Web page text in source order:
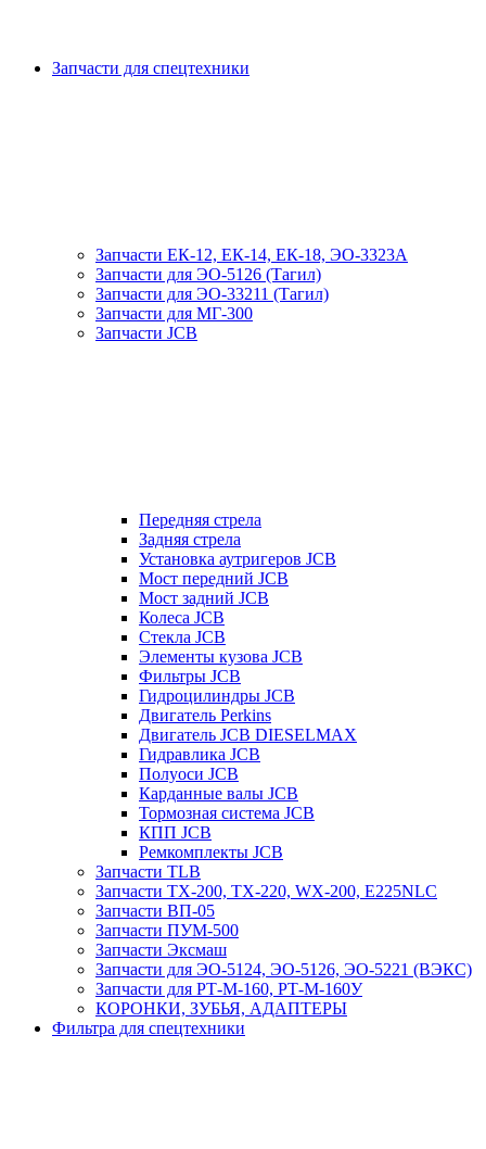
Запчасти для спецтехники
Запчасти ЕК-12, ЕК-14, ЕК-18, ЭО-3323А
Запчасти для ЭО-5126 (Тагил)
Запчасти для ЭО-33211 (Тагил)
Запчасти для МГ-300
Запчасти JCB
Передняя стрела
Задняя стрела
Установка аутригеров JCB
Мост передний JCB
Мост задний JCB
Колеса JCB
Стекла JCB
Элементы кузова JCB
Фильтры JCB
Гидроцилиндры JCB
Двигатель Perkins
Двигатель JCB DIESELMAX
Гидравлика JCB
Полуоси JCB
Карданные валы JCB
Тормозная система JCB
КПП JCB
Ремкомплекты JCB
Запчасти TLB
Запчасти TX-200, TX-220, WX-200, E225NLC
Запчасти ВП-05
Запчасти ПУМ-500
Запчасти Эксмаш
Запчасти для ЭО-5124, ЭО-5126, ЭО-5221 (ВЭКС)
Запчасти для РТ-М-160, РТ-М-160У
КОРОНКИ, ЗУБЬЯ, АДАПТЕРЫ
Фильтра для спецтехники